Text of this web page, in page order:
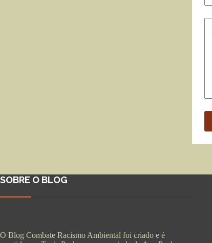
SOBRE O BLOG
O Blog Combate Racismo Ambiental foi criado e é